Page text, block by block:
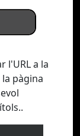
l'URL a la
pàgina